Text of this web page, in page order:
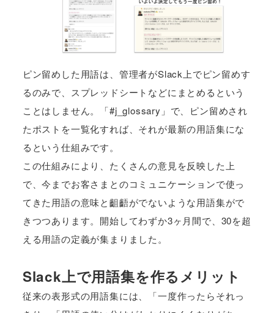
ピン留めした用語は、管理者がSlack上でピン留めす
るのみで、スプレッドシートなどにまとめるという
ことはしません。「#j_glossary」で、ピン留めされ
たポストを一覧化すれば、それが最新の用語集にな
るという仕組みです。
この仕組みにより、たくさんの意見を反映した上
で、今までお客さまとのコミュニケーションで使っ
てきた用語の意味と齟齬がでないような用語集がで
きつつあります。開始してわずか3ヶ月間で、30を超
える用語の定義が集まりました。
Slack上で用語集を作るメリット
従来の表形式の用語集には、「一度作ったらそれっ